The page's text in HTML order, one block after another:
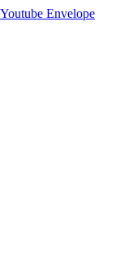
Youtube Envelope